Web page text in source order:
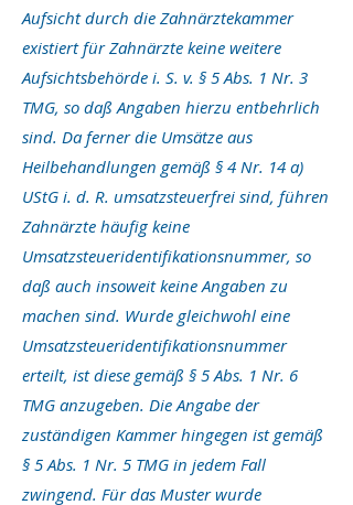
Aufsicht durch die Zahnärztekammer
existiert für Zahnärzte keine weitere
Aufsichtsbehörde i. S. v. § 5 Abs. 1 Nr. 3
TMG, so daß Angaben hierzu entbehrlich
sind. Da ferner die Umsätze aus
Heilbehandlungen gemäß § 4 Nr. 14 a)
UStG i. d. R. umsatzsteuerfrei sind, führen
Zahnärzte häufig keine
Umsatzsteueridentifikationsnummer, so
daß auch insoweit keine Angaben zu
machen sind. Wurde gleichwohl eine
Umsatzsteueridentifikationsnummer
erteilt, ist diese gemäß § 5 Abs. 1 Nr. 6
TMG anzugeben. Die Angabe der
zuständigen Kammer hingegen ist gemäß
§ 5 Abs. 1 Nr. 5 TMG in jedem Fall
zwingend. Für das Muster wurde